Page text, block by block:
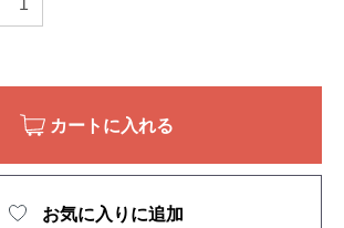
カートに入れる
お気に入りに追加